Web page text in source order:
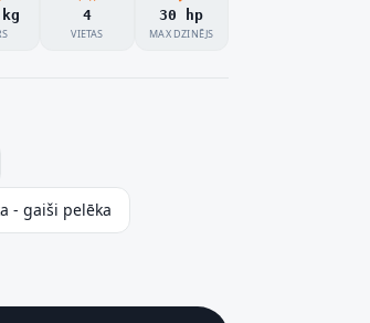
4
VIETAS
30 hp
MAX DZINĒJS
- gaiši pelēka